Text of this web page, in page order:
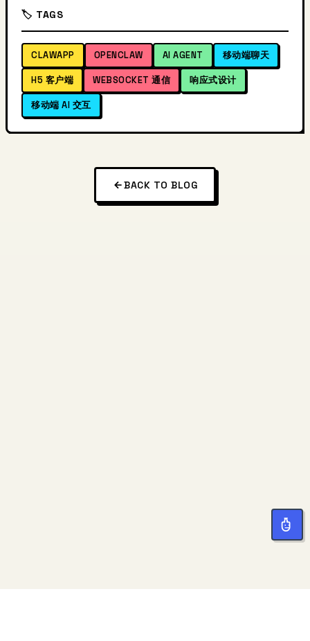
🏷️ TAGS
CLAWAPP OPENCLAW AI AGENT 移动端聊天
H5 客户端 WEBSOCKET 通信 响应式设计
移动端 AI 交互
BACK TO BLOG